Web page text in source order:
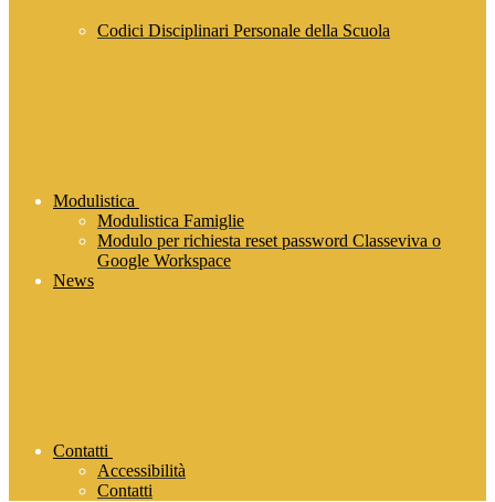
Codici Disciplinari Personale della Scuola
Modulistica
Modulistica Famiglie
Modulo per richiesta reset password Classeviva o
Google Workspace
News
Contatti
Accessibilità
Contatti